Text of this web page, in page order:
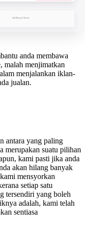
anda membawa
malah menjimatkan
menjalankan iklan-
jualan.
antara yang paling
merupakan suatu pilihan
kami pasti jika anda
akan hilang banyak
mensyorkan
setiap satu
tersendiri yang boleh
adalah, kami telah
sentiasa